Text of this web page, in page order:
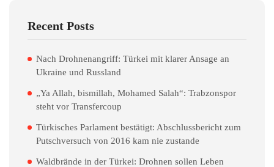
Recent Posts
Nach Drohnenangriff: Türkei mit klarer Ansage an
Ukraine und Russland
„Ya Allah, bismillah, Mohamed Salah“: Trabzonspor
steht vor Transfercoup
Türkisches Parlament bestätigt: Abschlussbericht zum
Putschversuch von 2016 kam nie zustande
Waldbrände in der Türkei: Drohnen sollen Leben